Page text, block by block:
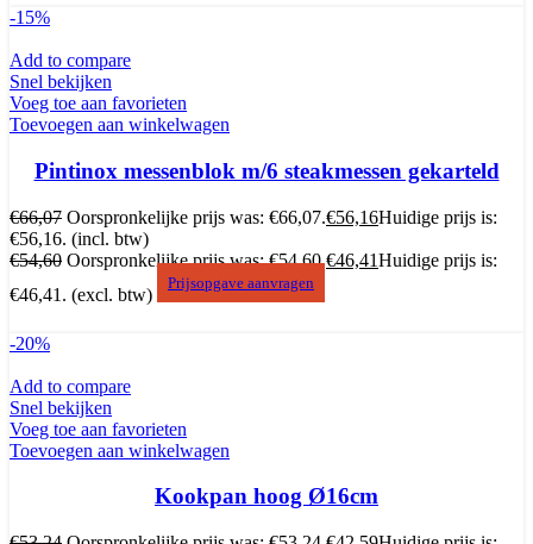
-15%
Add to compare
Snel bekijken
Voeg toe aan favorieten
Toevoegen aan winkelwagen
Pintinox messenblok m/6 steakmessen gekarteld
€66,07 Oorspronkelijke prijs was: €66,07.€56,16Huidige prijs is:
€56,16. (incl. btw)
€54,60 Oorspronkelijke prijs was: €54,60.€46,41Huidige prijs is:
€46,41. (excl. btw)
Prijsopgave aanvragen
-20%
Add to compare
Snel bekijken
Voeg toe aan favorieten
Toevoegen aan winkelwagen
Kookpan hoog Ø16cm